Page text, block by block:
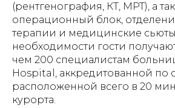
(рентгенография, КТ, МРТ), а
операционный блок,
терапии и медицинские
необходимости гости
чем 200 специалистам
Hospital, аккредитованной по
расположенной всего в 20
курорта.